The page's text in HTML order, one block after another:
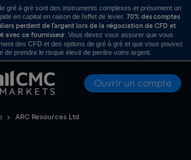
gré à gré sont des instruments complexes et présentent un
en capital en raison de l’effet de levier. 70% des comptes
perdent de l’argent lors de la négociation de CFD et
avec ce fournisseur . Vous devez vous assurer que vous
des CFD et des options de gré à gré et que vous pouvez
de prendre le risque élevé de perdre votre argent.
Ouvrir un compte
ARC Resources Ltd